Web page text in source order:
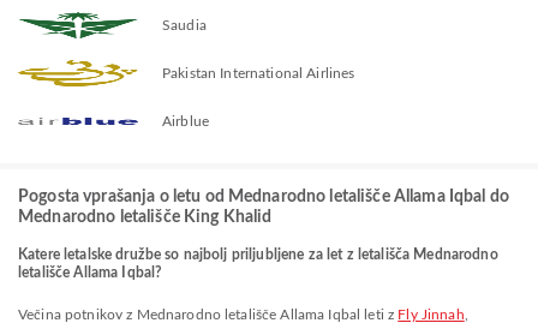
Saudia
Pakistan International Airlines
Airblue
Pogosta vprašanja o letu od Mednarodno letališče Allama Iqbal do
Mednarodno letališče King Khalid
Katere letalske družbe so najbolj priljubljene za let z letališča Mednarodno
letališče Allama Iqbal?
Večina potnikov z Mednarodno letališče Allama Iqbal leti z Fly Jinnah